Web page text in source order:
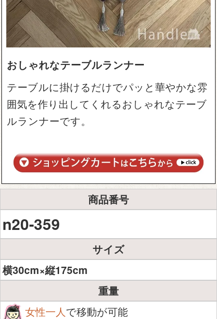
おしゃれなテーブルランナー
テーブルに掛けるだけでパッと華やかな雰
囲気を作り出してくれるおしゃれなテーブ
ルランナーです。
商品番号
n20-359
サイズ
横30cm×縦175cm
重量
女性一人で移動が可能